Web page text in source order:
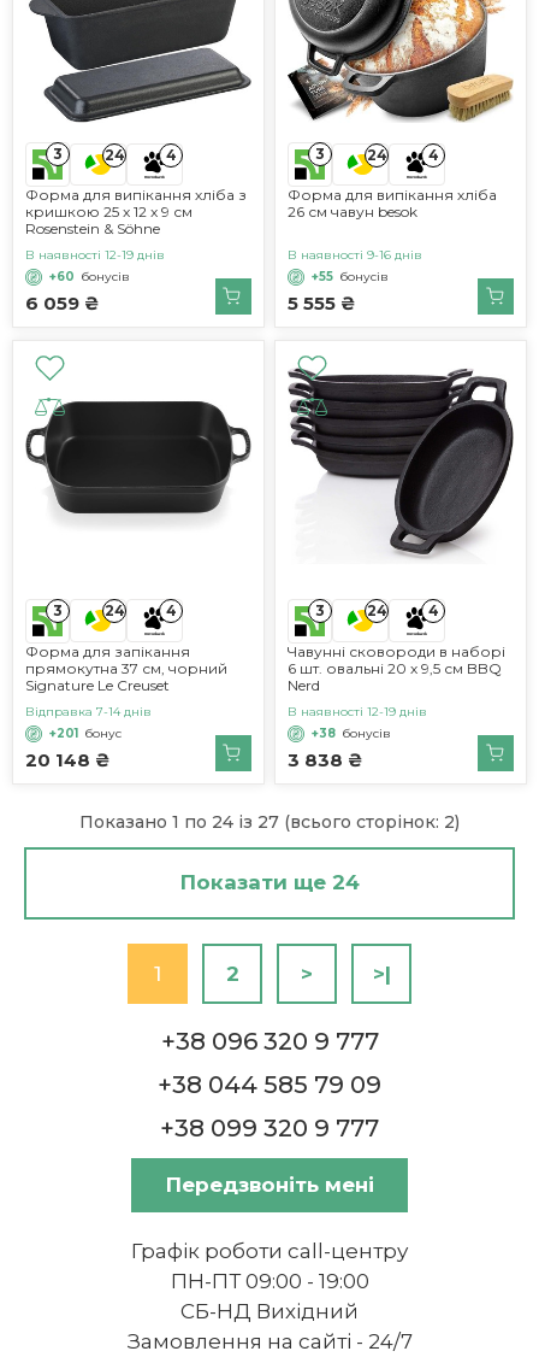
3 24 4
Форма для випікання хліба з
кришкою 25 x 12 x 9 см
Rosenstein & Söhne
6 059 ₴
В наявності 12-19 днів
+60 бонусів
3 24 4
Форма для випікання хліба
26 см чавун besok
5 555 ₴
В наявності 9-16 днів
+55 бонусів
3 24 4
Форма для запікання
прямокутна 37 см, чорний
Signature Le Creuset
20 148 ₴
Відправка 7-14 днів
+201 бонус
3 24 4
Чавунні сковороди в наборі
6 шт. овальні 20 х 9,5 см BBQ
Nerd
3 838 ₴
В наявності 12-19 днів
+38 бонусів
Показано 1 по 24 із 27 (всього сторінок: 2)
Показати ще 24
1 2 > >|
+38 096 320 9 777
+38 044 585 79 09
+38 099 320 9 777
Передзвоніть мені
Графік роботи call-центру
ПН-ПТ 09:00 - 19:00
СБ-НД Вихідний
Замовлення на сайті - 24/7